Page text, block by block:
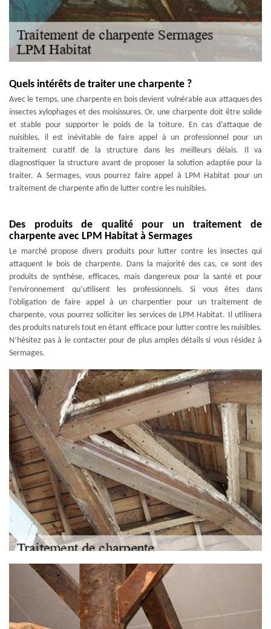
Quels intérêts de traiter une charpente ?
Avec le temps, une charpente en bois devient vulnérable aux attaques des
insectes xylophages et des moisissures. Or, une charpente doit être solide
et stable pour supporter le poids de la toiture. En cas d’attaque de
nuisibles, il est inévitable de faire appel à un professionnel pour un
traitement curatif de la structure dans les meilleurs délais. Il va
diagnostiquer la structure avant de proposer la solution adaptée pour la
traiter. A Sermages, vous pourrez faire appel à LPM Habitat pour un
traitement de charpente afin de lutter contre les nuisibles.
Des produits de qualité pour un traitement de
charpente avec LPM Habitat à Sermages
Le marché propose divers produits pour lutter contre les insectes qui
attaquent le bois de charpente. Dans la majorité des cas, ce sont des
produits de synthèse, efficaces, mais dangereux pour la santé et pour
l’environnement qu’utilisent les professionnels. Si vous êtes dans
l’obligation de faire appel à un charpentier pour un traitement de
charpente, vous pourrez solliciter les services de LPM Habitat. Il utilisera
des produits naturels tout en étant efficace pour lutter contre les nuisibles.
N’hésitez pas à le contacter pour de plus amples détails si vous résidez à
Sermages.